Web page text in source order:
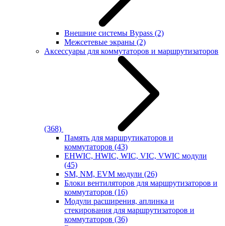
Внешние системы Bypass (2)
Межсетевые экраны (2)
Аксессуары для коммутаторов и маршрутизаторов
(368)
Память для маршрутикаторов и
коммутаторов (43)
EHWIC, HWIC, WIC, VIC, VWIC модули
(45)
SM, NM, EVM модули (26)
Блоки вентиляторов для маршрутизаторов и
коммутаторов (16)
Модули расширения, аплинка и
стекирования для маршрутизаторов и
коммутаторов (36)